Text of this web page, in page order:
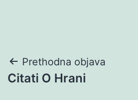
Navigacija
objava
Prethodna objava
Citati O Hrani